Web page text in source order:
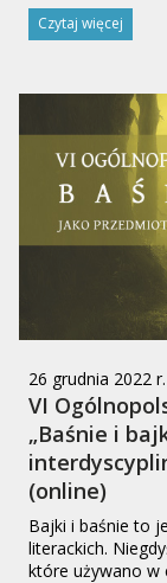
Czytaj więcej
26 grudnia 2022 r.
VI
„Baśnie i
(online)
Bajki i baśnie to
literackich.
które używano w